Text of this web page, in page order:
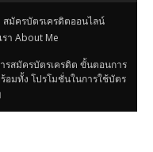
สมัครบัตรเครดิตออนไลน์
รา About Me
สมัครบัตรเครดิต ขั้นตอนการ
อมทั้ง โปรโมชั่นในการใช้บัตร